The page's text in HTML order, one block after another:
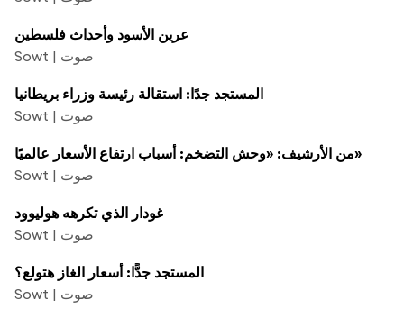
عرين الأسود وأحداث فلسطين
Sowt | صوت
المستجد جدًا: استقالة رئيسة وزراء بريطانيا
Sowt | صوت
من الأرشيف: «وحش التضخم: أسباب ارتفاع الأسعار عالميًا»
Sowt | صوت
غودار الذي تكرهه هوليوود
Sowt | صوت
المستجد جدًّا: أسعار الغاز هتولع؟
Sowt | صوت